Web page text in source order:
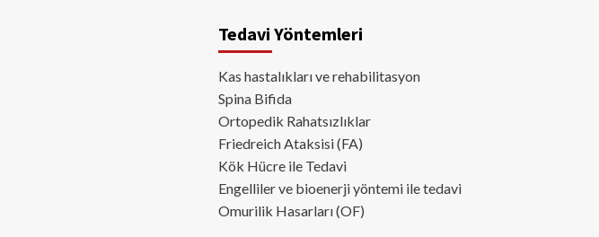
Tedavi Yöntemleri
Kas hastalıkları ve rehabilitasyon
Spina Bifida
Ortopedik Rahatsızlıklar
Friedreich Ataksisi (FA)
Kök Hücre ile Tedavi
Engelliler ve bioenerji yöntemi ile tedavi
Omurilik Hasarları (OF)